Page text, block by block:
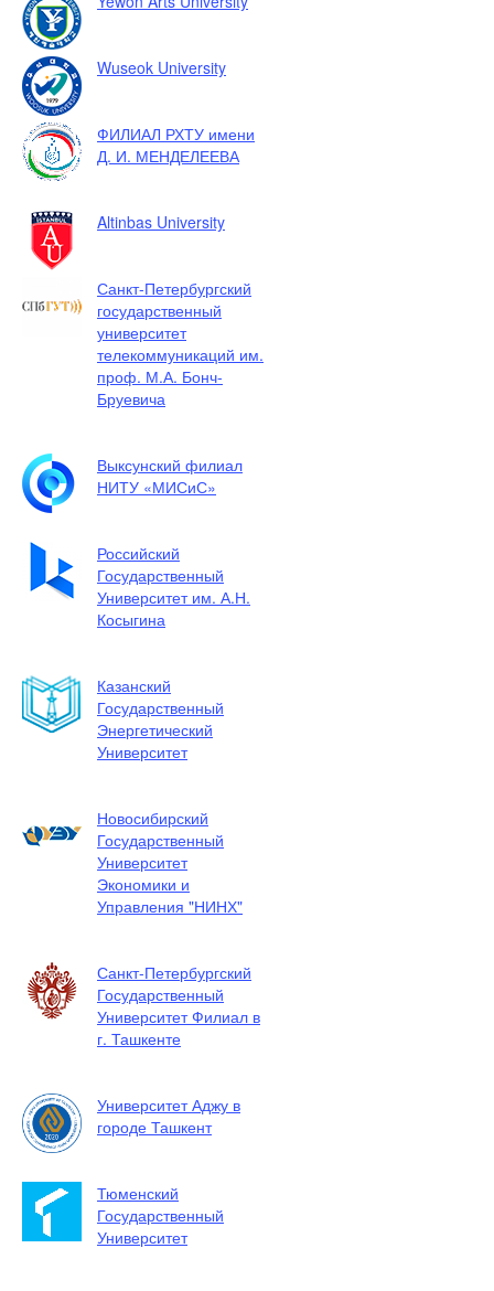
Wuseok University
ФИЛИАЛ РХТУ имени
Д. И. МЕНДЕЛЕЕВА
Altinbas University
Санкт-Петербургский
государственный
университет
телекоммуникаций им.
проф. М.А. Бонч-
Бруевича
Выксунский филиал
НИТУ «МИСиС»
Российский
Государственный
Университет им. А.Н.
Косыгина
Казанский
Государственный
Энергетический
Университет
Новосибирский
Государственный
Университет
Экономики и
Управления "НИНХ"
Санкт-Петербургский
Государственный
Университет Филиал в
г. Ташкенте
Университет Аджу в
городе Ташкент
Тюменский
Государственный
Университет